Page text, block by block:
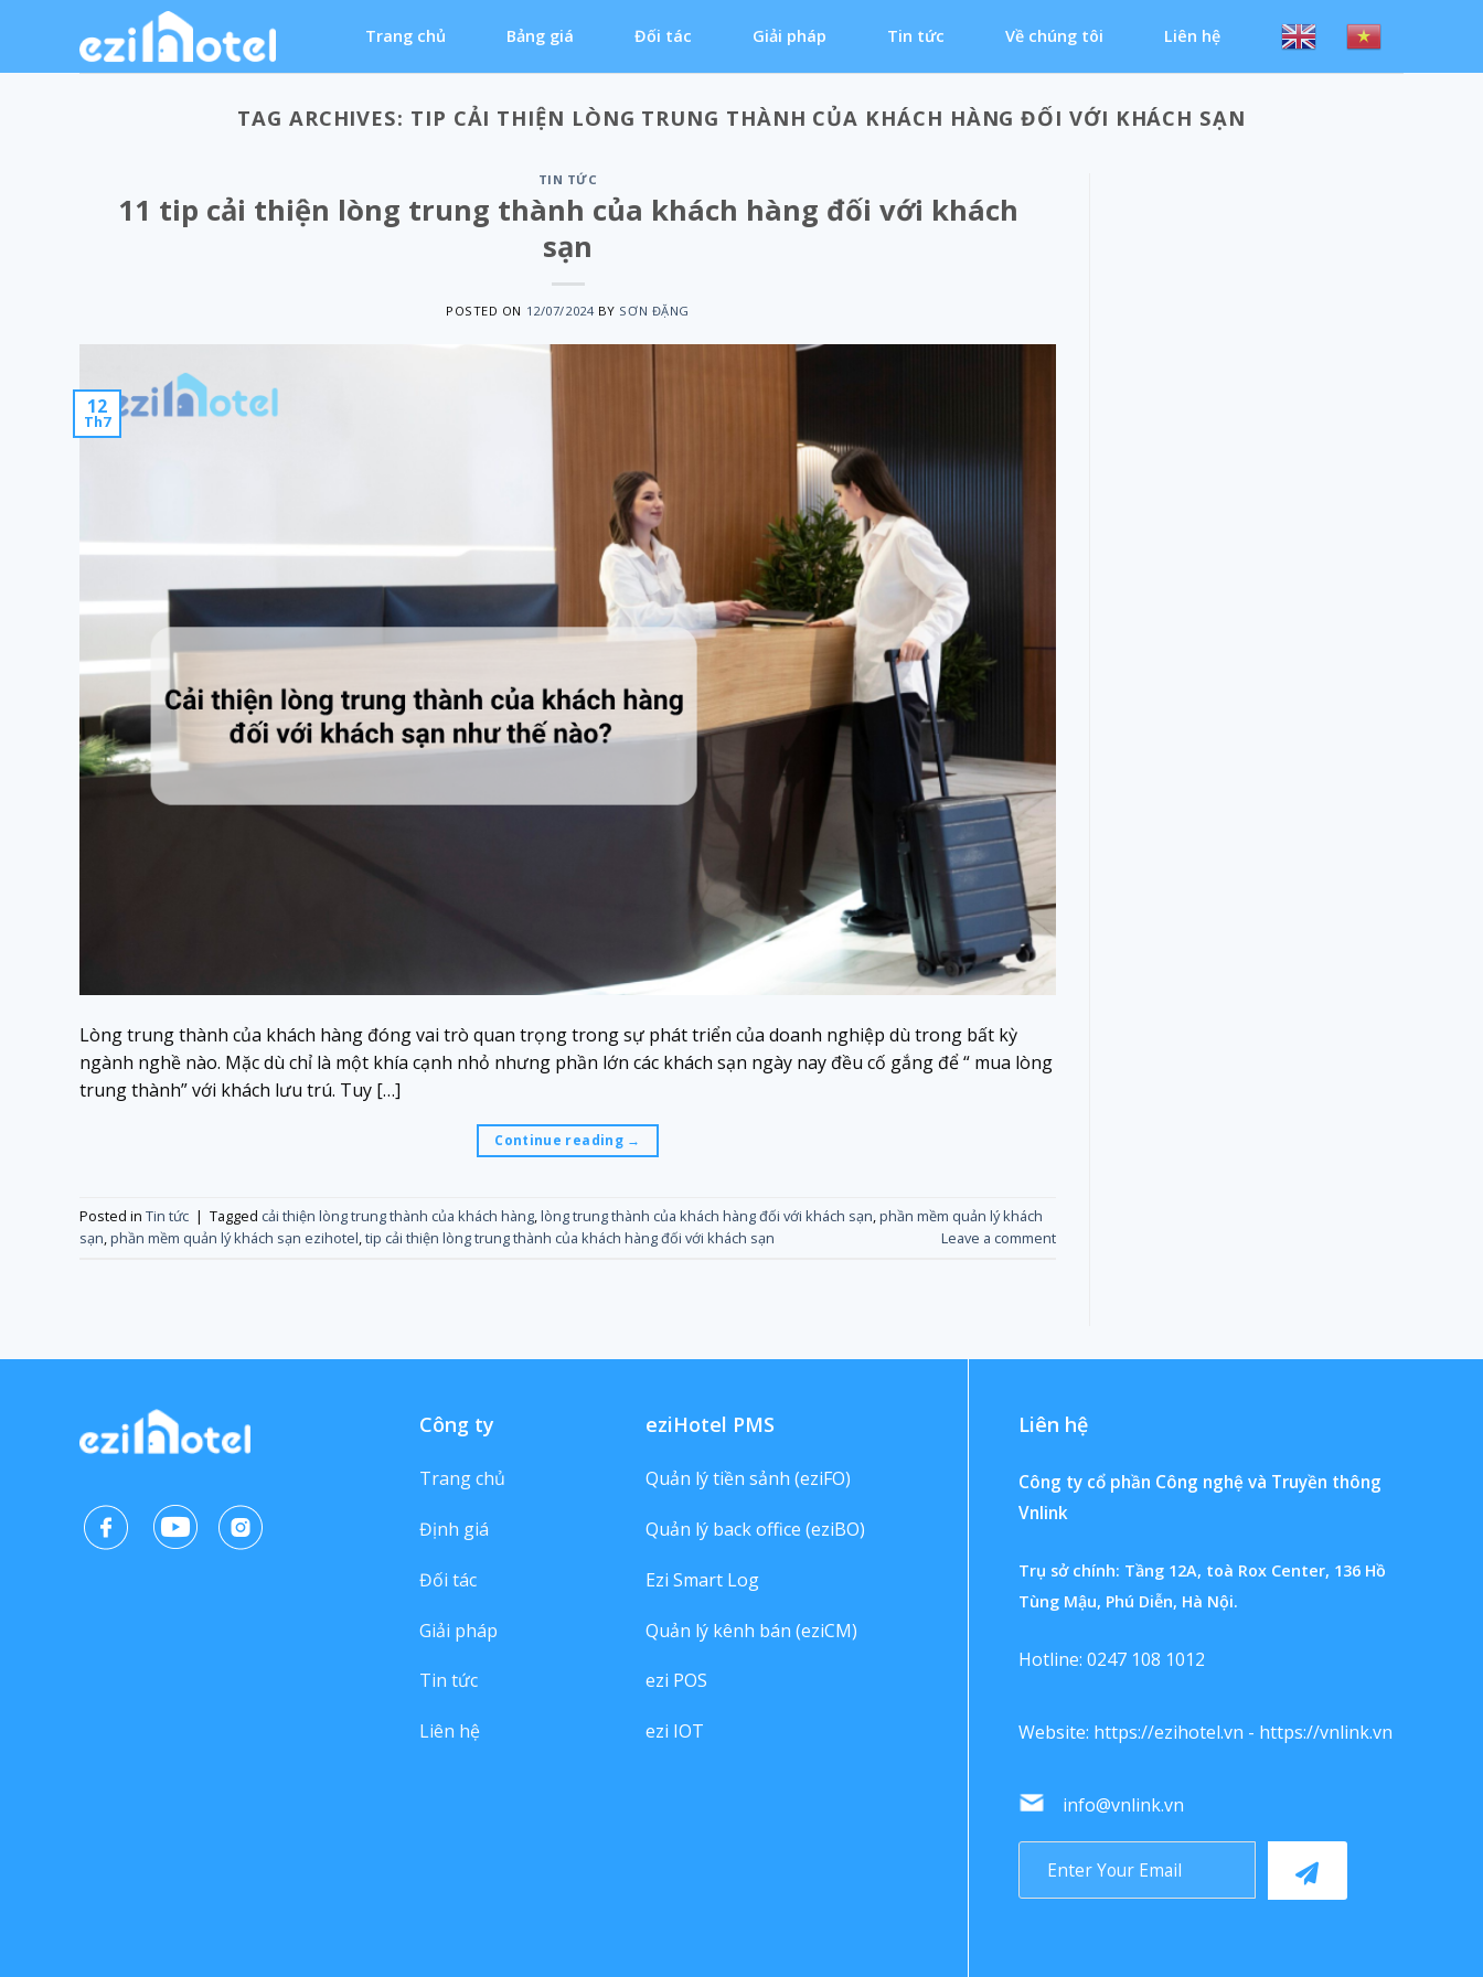
content
Trang chủ Bảng giá Đối tác Giải pháp Tin tức Về chúng tôi Liên hệ
TAG ARCHIVES: TIP CẢI THIỆN LÒNG TRUNG THÀNH CỦA KHÁCH HÀNG ĐỐI VỚI KHÁCH SẠN
TIN TỨC
11 tip cải thiện lòng trung thành của khách hàng đối với khách
sạn
POSTED ON 12/07/2024BY SƠN ĐẶNG
12
Th7
Lòng trung thành của khách hàng đóng vai trò quan trọng trong sự phát triển của doanh nghiệp dù trong bất kỳ
ngành nghề nào. Mặc dù chỉ là một khía cạnh nhỏ nhưng phần lớn các khách sạn ngày nay đều cố gắng để “ mua lòng
trung thành” với khách lưu trú. Tuy […]
Continue reading →
Posted in Tin tức | Tagged cải thiện lòng trung thành của khách hàng,lòng trung thành của khách hàng đối với khách sạn,phần mềm quản lý khách
sạn,phần mềm quản lý khách sạn ezihotel,tip cải thiện lòng trung thành của khách hàng đối với khách sạn Leave a comment
Công ty
Trang chủ
Định giá
Đối tác
Giải pháp
Tin tức
Liên hệ
eziHotel PMS
Quản lý tiền sảnh (eziFO)
Quản lý back office (eziBO)
Ezi Smart Log
Quản lý kênh bán (eziCM)
ezi POS
ezi IOT
Liên hệ
Công ty cổ phần Công nghệ và Truyền thông
Vnlink
Trụ sở chính: Tầng 12A, toà Rox Center, 136 Hồ
Tùng Mậu, Phú Diễn, Hà Nội.
Hotline: 0247 108 1012
Website: https://ezihotel.vn - https://vnlink.vn
info@vnlink.vn